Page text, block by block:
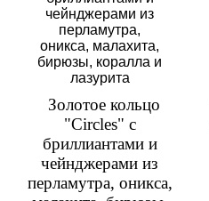
Золотое кольцо
"Circles" с
бриллиантами и
чейнджерами из
перламутра, оникса,